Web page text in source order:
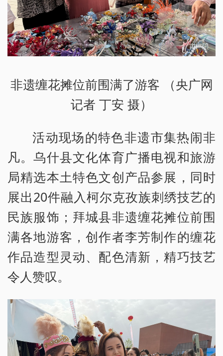
非遗缠花摊位前围满了游客 （央广网
记者 丁安 摄）
活动现场的特色非遗市集热闹非
凡。乌什县文化体育广播电视和旅游
局精选本土特色文创产品参展，同时
展出20件融入柯尔克孜族刺绣技艺的
民族服饰；拜城县非遗缠花摊位前围
满各地游客，创作者李芳制作的缠花
作品造型灵动、配色清新，精巧技艺
令人赞叹。